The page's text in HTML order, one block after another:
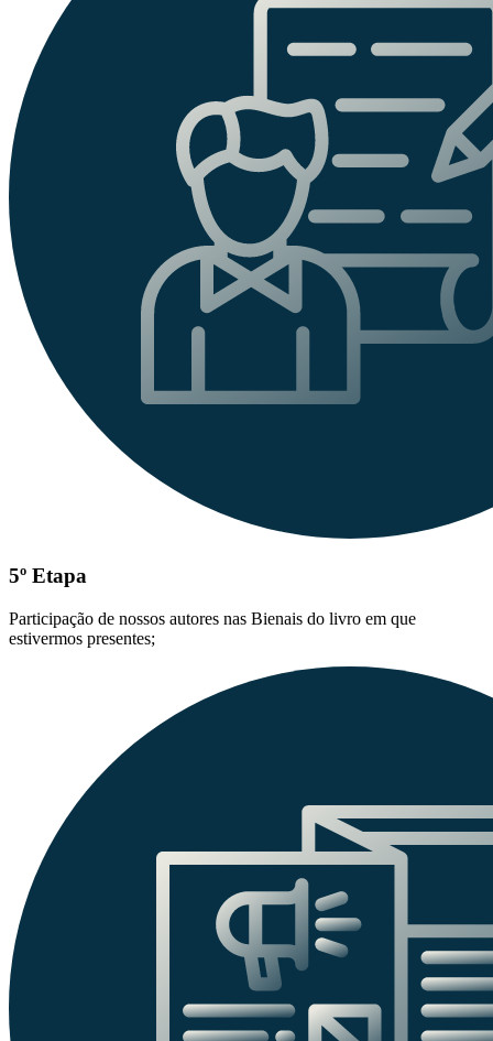
5º Etapa
Participação de nossos autores nas Bienais do livro em que
estivermos presentes;